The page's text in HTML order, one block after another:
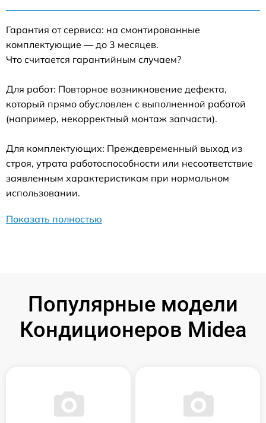
Гарантия от сервиса: на смонтированные
комплектующие — до 3 месяцев.
Что считается гарантийным случаем?
Для работ: Повторное возникновение дефекта,
который прямо обусловлен с выполненной работой
(например, некорректный монтаж запчасти).
Для комплектующих: Преждевременный выход из
строя, утрата работоспособности или несоответствие
заявленным характеристикам при нормальном
использовании.
Показать полностью
Популярные модели
Кондиционеров Midea